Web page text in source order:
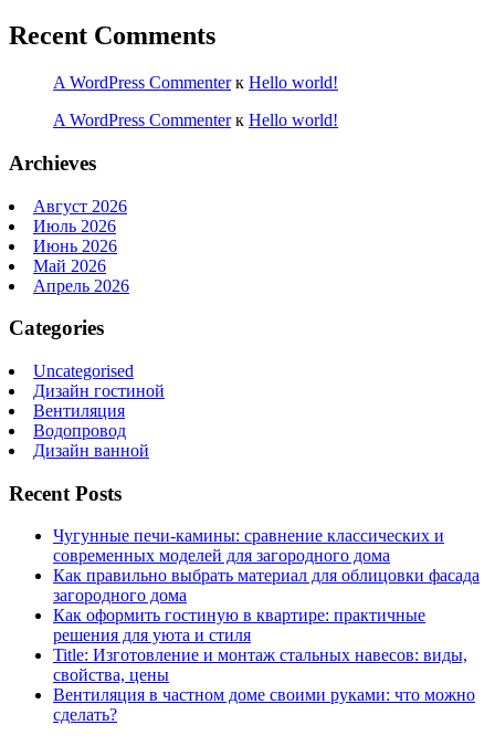
Recent Comments
A WordPress Commenterк Hello world!
A WordPress Commenterк Hello world!
Archieves
Август 2026
Июль 2026
Июнь 2026
Май 2026
Апрель 2026
Categories
Uncategorised
Дизайн гостиной
Вентиляция
Водопровод
Дизайн ванной
Recent Posts
Чугунные печи-камины: сравнение классических и
современных моделей для загородного дома
Как правильно выбрать материал для облицовки фасада
загородного дома
Как оформить гостиную в квартире: практичные
решения для уюта и стиля
Title: Изготовление и монтаж стальных навесов: виды,
свойства, цены
Вентиляция в частном доме своими руками: что можно
сделать?